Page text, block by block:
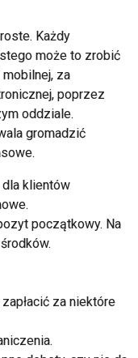
Każdy
może to zrobić
za
poprzez
oddziale.
gromadzić
dla klientów
początkowy. Na
za niektóre